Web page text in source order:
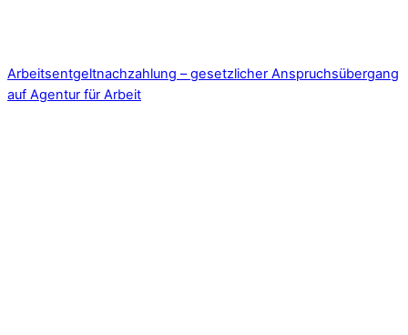
Arbeitsentgeltnachzahlung – gesetzlicher Anspruchsübergang
auf Agentur für Arbeit